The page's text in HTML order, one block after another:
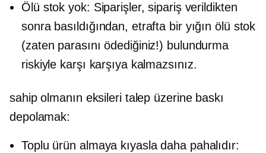
Ölü stok yok: Siparişler, sipariş verildikten
sonra basıldığından, etrafta bir yığın ölü stok
(zaten parasını ödediğiniz!) bulundurma
riskiyle karşı karşıya kalmazsınız.
sahip olmanın eksileri talep üzerine baskı
depolamak:
Toplu ürün almaya kıyasla daha pahalıdır: